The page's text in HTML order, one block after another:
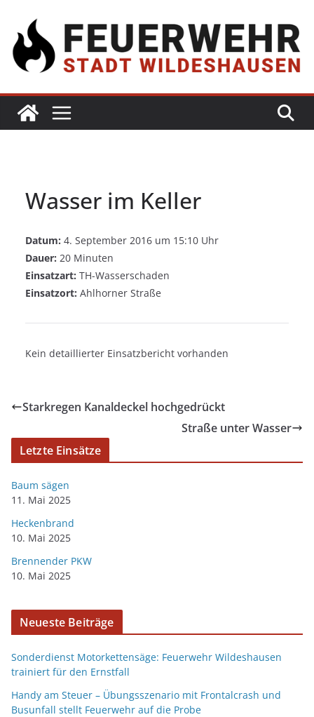
Wasser im Keller
Datum: 4. September 2016 um 15:10 Uhr
Dauer: 20 Minuten
Einsatzart: TH-Wasserschaden
Einsatzort: Ahlhorner Straße
Kein detaillierter Einsatzbericht vorhanden
Starkregen Kanaldeckel hochgedrückt
Straße unter Wasser
Letzte Einsätze
Baum sägen
11. Mai 2025
Heckenbrand
10. Mai 2025
Brennender PKW
10. Mai 2025
Neueste Beiträge
Sonderdienst Motorkettensäge: Feuerwehr Wildeshausen
trainiert für den Ernstfall
Handy am Steuer – Übungsszenario mit Frontalcrash und
Busunfall stellt Feuerwehr auf die Probe